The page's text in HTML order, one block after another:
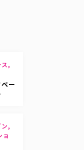
ス,
ー
,
ョ